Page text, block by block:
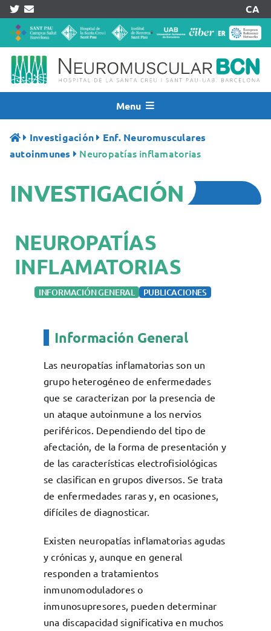
Skip
content
CA
Menu
Noticias
Asistencia
Acreditaciones
Registros
Docencia
Cómo colaborar
Contacto
Investigación
Enf. Neuromusculares
autoinmunes
Neuropatías inflamatorias
INVESTIGACIÓN
NEUROPATÍAS
INFLAMATORIAS
INFORMACIÓN GENERAL PUBLICACIONES
Información General
Las neuropatías inflamatorias son un
grupo heterogéneo de enfermedades
que se caracterizan por la presencia de
un ataque autoinmune a los nervios
periféricos. Dependiendo del tipo de
afectación, de la forma de presentación y
de las características electrofisiológicas
se clasifican en grupos diversos. Se trata
de enfermedades raras y, en ocasiones,
difíciles de diagnosticar.
Existen neuropatías inflamatorias agudas
y crónicas y, aunque en general
responden a tratamientos
inmunomoduladores o
inmunosupresores, pueden determinar
una discapacidad significativa en muchos